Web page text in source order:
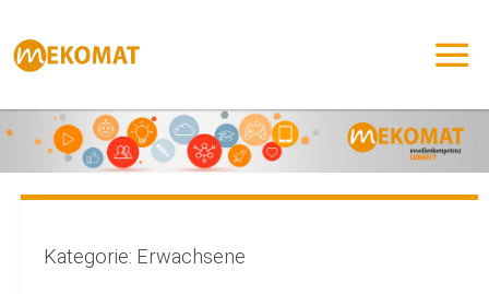
Inhalt
springen
Kategorie: Erwachsene